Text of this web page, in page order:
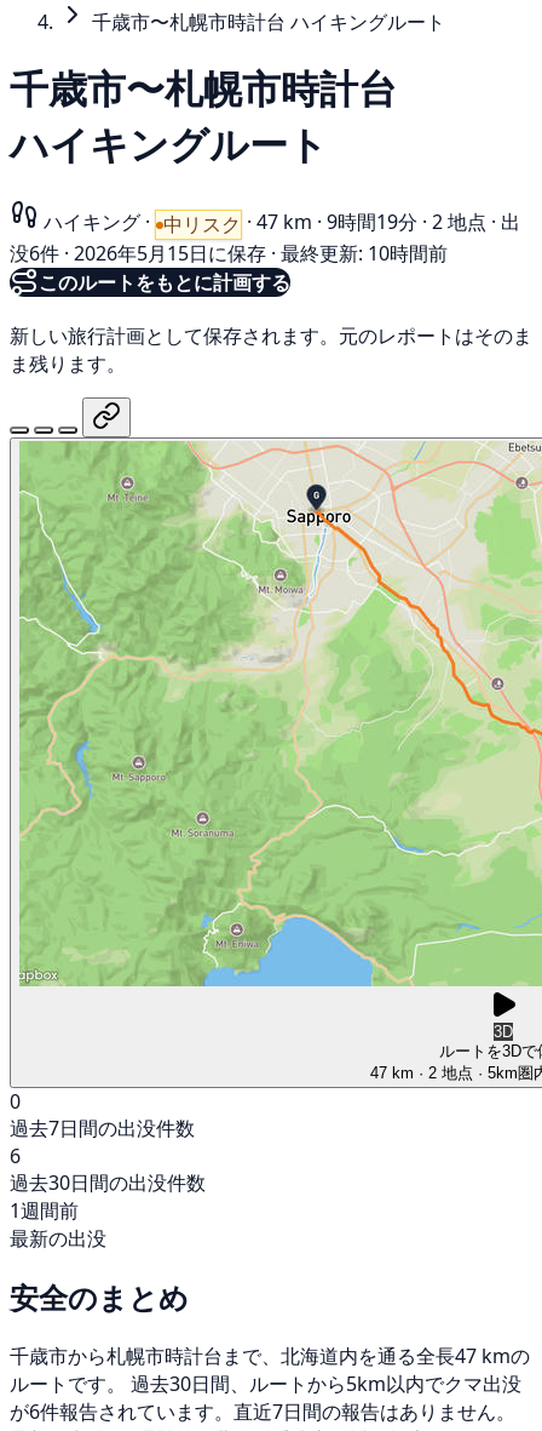
千歳市〜札幌市時計台 ハイキングルート
千歳市〜札幌市時計台
ハイキングルート
ハイキング · 中リスク · 47 km · 9時間19分 · 2 地点 · 出
没6件 · 2026年5月15日に保存 · 最終更新: 10時間前
このルートをもとに計画する
新しい旅行計画として保存されます。元のレポートはそのま
ま残ります。
3D
ルートを3Dで
47 km · 2 地点 · 5km圏
0
過去7日間の出没件数
6
過去30日間の出没件数
1週間前
最新の出没
安全のまとめ
千歳市から札幌市時計台まで、北海道内を通る全長47 kmの
ルートです。 過去30日間、ルートから5km以内でクマ出没
が6件報告されています。直近7日間の報告はありません。